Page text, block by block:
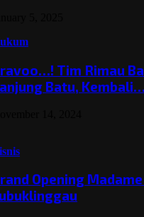
Tim Rimau
Batu, Kembali…
Opening